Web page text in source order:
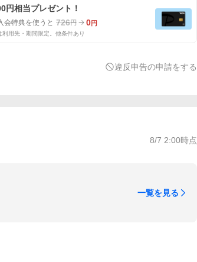
円相当プレゼント！
会特典を使うと 726円 0円
用先・期間限定。他条件あり
違反申告の申請をする
8/7 2:00時点
一覧を見る